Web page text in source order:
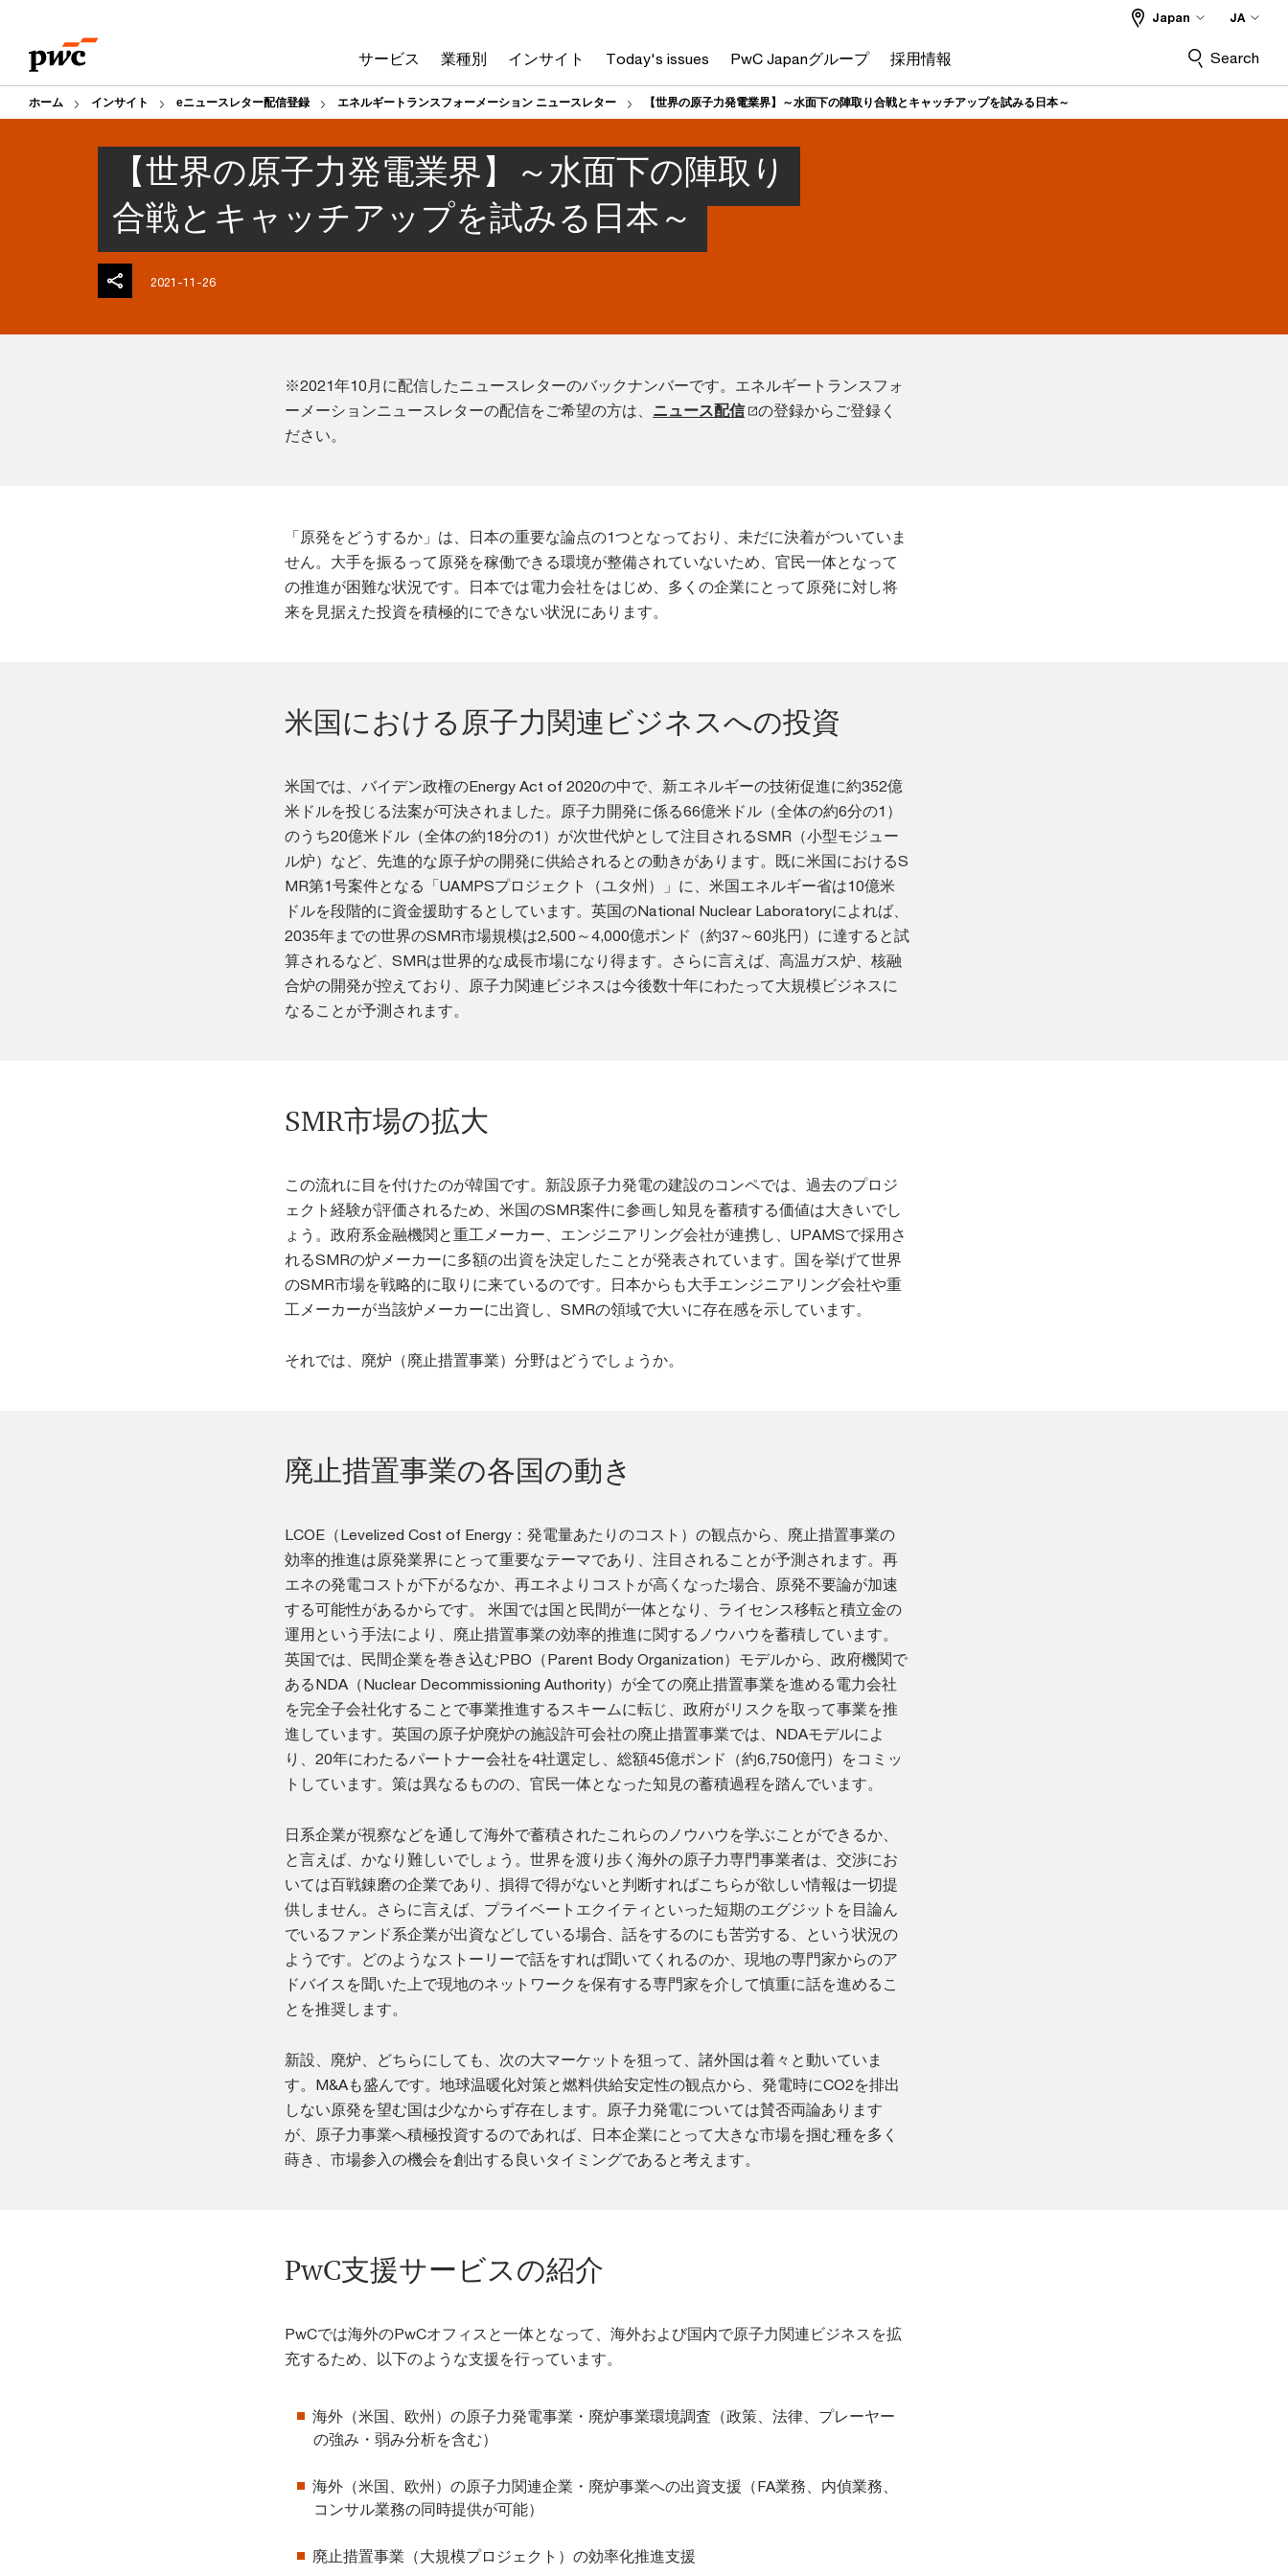
content
footer
サービス 業種別 インサイト Today's issues PwC Japanグループ 採用情報
Japan JA
Search
ホーム インサイト eニュースレター配信登録 エネルギートランスフォーメーション ニュースレター 【世界の原子力発電業界】～水面下の陣取り合戦とキャッチアップを試みる日本～
【世界の原子力発電業界】～水面下の陣取り
合戦とキャッチアップを試みる日本～
2021-11-26
※2021年10月に配信したニュースレターのバックナンバーです。エネルギートランスフォ
ーメーションニュースレターの配信をご希望の方は、 ニュース配信
の登録からご登録く
ださい。
「原発をどうするか」は、日本の重要な論点の1つとなっており、未だに決着がついていま
せん。大手を振るって原発を稼働できる環境が整備されていないため、官民一体となって
の推進が困難な状況です。日本では電力会社をはじめ、多くの企業にとって原発に対し将
来を見据えた投資を積極的にできない状況にあります。
米国における原子力関連ビジネスへの投資
米国では、バイデン政権のEnergy Act of 2020の中で、新エネルギーの技術促進に約352億
米ドルを投じる法案が可決されました。原子力開発に係る66億米ドル（全体の約6分の1）
のうち20億米ドル（全体の約18分の1）が次世代炉として注目されるSMR（小型モジュー
ル炉）など、先進的な原子炉の開発に供給されるとの動きがあります。既に米国におけるS
MR第1号案件となる「UAMPSプロジェクト（ユタ州）」に、米国エネルギー省は10億米
ドルを段階的に資金援助するとしています。英国のNational Nuclear Laboratoryによれば、
2035年までの世界のSMR市場規模は2,500～4,000億ポンド（約37～60兆円）に達すると試
算されるなど、SMRは世界的な成長市場になり得ます。さらに言えば、高温ガス炉、核融
合炉の開発が控えており、原子力関連ビジネスは今後数十年にわたって大規模ビジネスに
なることが予測されます。
SMR市場の拡大
この流れに目を付けたのが韓国です。新設原子力発電の建設のコンペでは、過去のプロジ
ェクト経験が評価されるため、米国のSMR案件に参画し知見を蓄積する価値は大きいでし
ょう。政府系金融機関と重工メーカー、エンジニアリング会社が連携し、UPAMSで採用さ
れるSMRの炉メーカーに多額の出資を決定したことが発表されています。国を挙げて世界
のSMR市場を戦略的に取りに来ているのです。日本からも大手エンジニアリング会社や重
工メーカーが当該炉メーカーに出資し、SMRの領域で大いに存在感を示しています。
それでは、廃炉（廃止措置事業）分野はどうでしょうか。
廃止措置事業の各国の動き
LCOE（Levelized Cost of Energy：発電量あたりのコスト）の観点から、廃止措置事業の
効率的推進は原発業界にとって重要なテーマであり、注目されることが予測されます。再
エネの発電コストが下がるなか、再エネよりコストが高くなった場合、原発不要論が加速
する可能性があるからです。 米国では国と民間が一体となり、ライセンス移転と積立金の
運用という手法により、廃止措置事業の効率的推進に関するノウハウを蓄積しています。
英国では、民間企業を巻き込むPBO（Parent Body Organization）モデルから、政府機関で
あるNDA（Nuclear Decommissioning Authority）が全ての廃止措置事業を進める電力会社
を完全子会社化することで事業推進するスキームに転じ、政府がリスクを取って事業を推
進しています。英国の原子炉廃炉の施設許可会社の廃止措置事業では、NDAモデルによ
り、20年にわたるパートナー会社を4社選定し、総額45億ポンド（約6,750億円）をコミッ
トしています。策は異なるものの、官民一体となった知見の蓄積過程を踏んでいます。
日系企業が視察などを通して海外で蓄積されたこれらのノウハウを学ぶことができるか、
と言えば、かなり難しいでしょう。世界を渡り歩く海外の原子力専門事業者は、交渉にお
いては百戦錬磨の企業であり、損得で得がないと判断すればこちらが欲しい情報は一切提
供しません。さらに言えば、プライベートエクイティといった短期のエグジットを目論ん
でいるファンド系企業が出資などしている場合、話をするのにも苦労する、という状況の
ようです。どのようなストーリーで話をすれば聞いてくれるのか、現地の専門家からのア
ドバイスを聞いた上で現地のネットワークを保有する専門家を介して慎重に話を進めるこ
とを推奨します。
新設、廃炉、どちらにしても、次の大マーケットを狙って、諸外国は着々と動いていま
す。M&Aも盛んです。地球温暖化対策と燃料供給安定性の観点から、発電時にCO2を排出
しない原発を望む国は少なからず存在します。原子力発電については賛否両論あります
が、原子力事業へ積極投資するのであれば、日本企業にとって大きな市場を掴む種を多く
蒔き、市場参入の機会を創出する良いタイミングであると考えます。
PwC支援サービスの紹介
PwCでは海外のPwCオフィスと一体となって、海外および国内で原子力関連ビジネスを拡
充するため、以下のような支援を行っています。
海外（米国、欧州）の原子力発電事業・廃炉事業環境調査（政策、法律、プレーヤー
の強み・弱み分析を含む）
海外（米国、欧州）の原子力関連企業・廃炉事業への出資支援（FA業務、内偵業務、
コンサル業務の同時提供が可能）
廃止措置事業（大規模プロジェクト）の効率化推進支援